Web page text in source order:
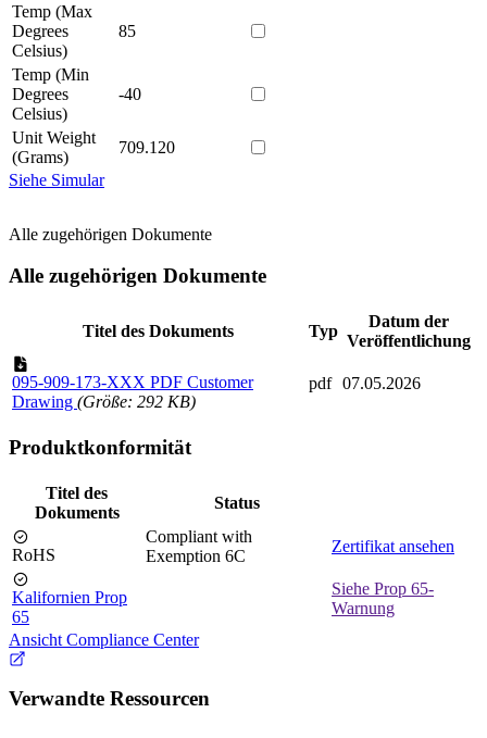
Temp (Max
Degrees
Celsius)
85
Temp (Min
Degrees
Celsius)
-40
Unit Weight
(Grams)
709.120
Siehe Simular
Alle zugehörigen Dokumente
Alle zugehörigen Dokumente
Titel des Dokuments Typ
Datum der
Veröffentlichung
095-909-173-XXX PDF Customer
Drawing (Größe: 292 KB)
pdf 07.05.2026
Produktkonformität
Titel des
Dokuments
Status
RoHS
Compliant with
Exemption 6C
Zertifikat ansehen
Kalifornien Prop
65
Siehe Prop 65-
Warnung
Ansicht Compliance Center
Verwandte Ressourcen